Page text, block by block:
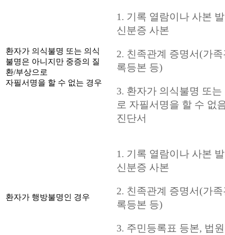
환자가 의식불명 또는 의식
불명은 아니지만 중증의 질
환/부상으로
자필서명을 할 수 없는 경우
1. 기록 열람이나 사본
신분증 사본
2. 친족관계 증명서(가
록등본 등)
3. 환자가 의식불명 또
로 자필서명을 할 수 없
진단서
환자가 행방불명인 경우
1. 기록 열람이나 사본
신분증 사본
2. 친족관계 증명서(가
록등본 등)
3. 주민등록표 등본, 법